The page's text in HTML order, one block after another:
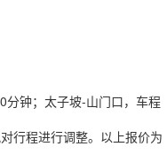
分钟；太子坡-山门口，车程
行程进行调整。以上报价为